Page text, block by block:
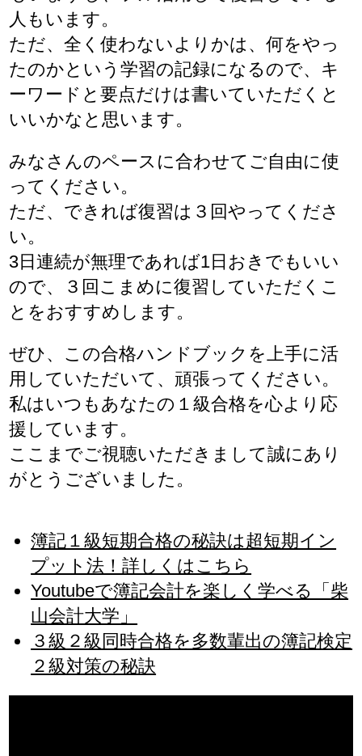
人もいます。
ただ、全く使わないよりかは、何をやっ
たのかという学習の記録になるので、キ
ーワードと要点だけは書いていただくと
いいかなと思います。
みなさんのペースに合わせてご自由に使
ってください。
ただ、できれば復習は３回やってくださ
い。
3日連続が無理であれば1日おきでもいい
ので、３回こまめに復習していただくこ
とをおすすめします。
ぜひ、この合格ハンドブックを上手に活
用していただいて、頑張ってください。
私はいつもあなたの１級合格を心より応
援しています。
ここまでご視聴いただきまして誠にあり
がとうございました。
簿記１級短期合格の秘訣は超短期イン
プット法！詳しくはこちら
Youtubeで簿記会計を楽しく学べる「柴
山会計大学」
３級２級同時合格を多数輩出の簿記検定
２級対策の秘訣